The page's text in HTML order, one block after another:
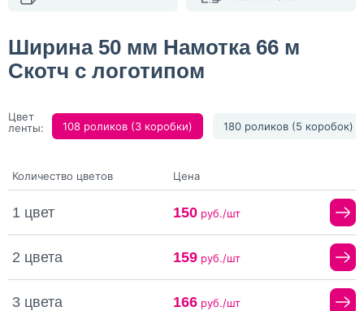
Ширина 50 мм Намотка 66 м
Скотч с логотипом
Цвет
ленты:
108 роликов (3 коробки) 180 роликов (5 коробок)
Количество цветов Цена
1 цвет 150руб./шт
2 цвета 159руб./шт
3 цвета 166руб./шт